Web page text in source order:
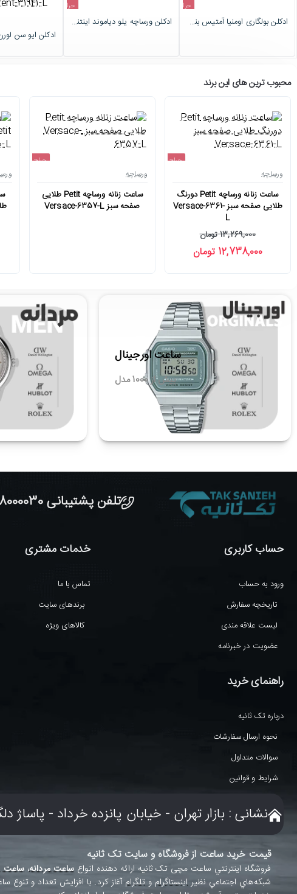
حراج
اتمام موجودی
ادکلن بولگاری اومنیا آمتیس بنفش 65 میل Bvlgari-31396-L
حراج
اتمام موجودی
ادکلن ورساچه یلو دیاموند اینتنس 90 میل Versace-31528-L
محبوب ترین های این برند
حراج
-4%
ورساچه
ساعت زنانه ورساچه Petit دورنگ
طلایی صفحه سبز Versace-6361-
L
12,738,000 تومان
13,269,000 تومان
حراج
اتمام موجودی
ورساچه
ساعت زنانه ورساچه Petit طلایی
صفحه سبز Versace-6357-L
ساعت اورجینال
بیش از 1000 مدل
تلفن پشتیبانی 48000030 - 021 | شنبه تا پنجشنبه، 10 الی 19 (به جز ایام تعطیل)
حساب کاربری
ورود به حساب
تاریخچه سفارش
لیست علاقه مندی
عضویت در خبرنامه
خدمات مشتری
تماس با ما
برندهای سایت
کالاهای ویژه
راهنمای خرید
درباره تک ثانیه
نحوه ارسال سفارشات
سوالات متداول
شرایط و قوانین
نشانی : بازار تهران - خیابان پانزده خرداد - پاساژ دلگشا -
قیمت خرید ساعت از فروشگاه و سایت تک ثانیه
فروشگاه اينترنتي ساعت مچی تک ثانيه ارائه دهنده انواع ساعت مردانه، ساعت
شبکه‌هاي اجتماعي نظير اينستاگرام وتلگرام آغاز کرد. با افزايش تعداد و